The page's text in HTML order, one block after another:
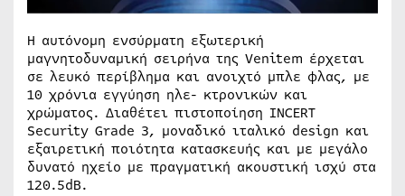
Η αυτόνομη ενσύρματη εξωτερική
μαγνητοδυναμική σειρήνα της Venitem έρχεται
σε λευκό περίβλημα και ανοιχτό μπλε φλας, με
10 χρόνια εγγύηση ηλε- κτρονικών και
χρώματος. Διαθέτει πιστοποίηση INCERT
Security Grade 3, μοναδικό ιταλικό design και
εξαιρετική ποιότητα κατασκευής και με μεγάλο
δυνατό ηχείο με πραγματική ακουστική ισχύ στα
120.5dB.